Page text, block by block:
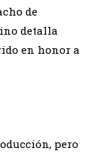
de
detalla
en honor a
pero